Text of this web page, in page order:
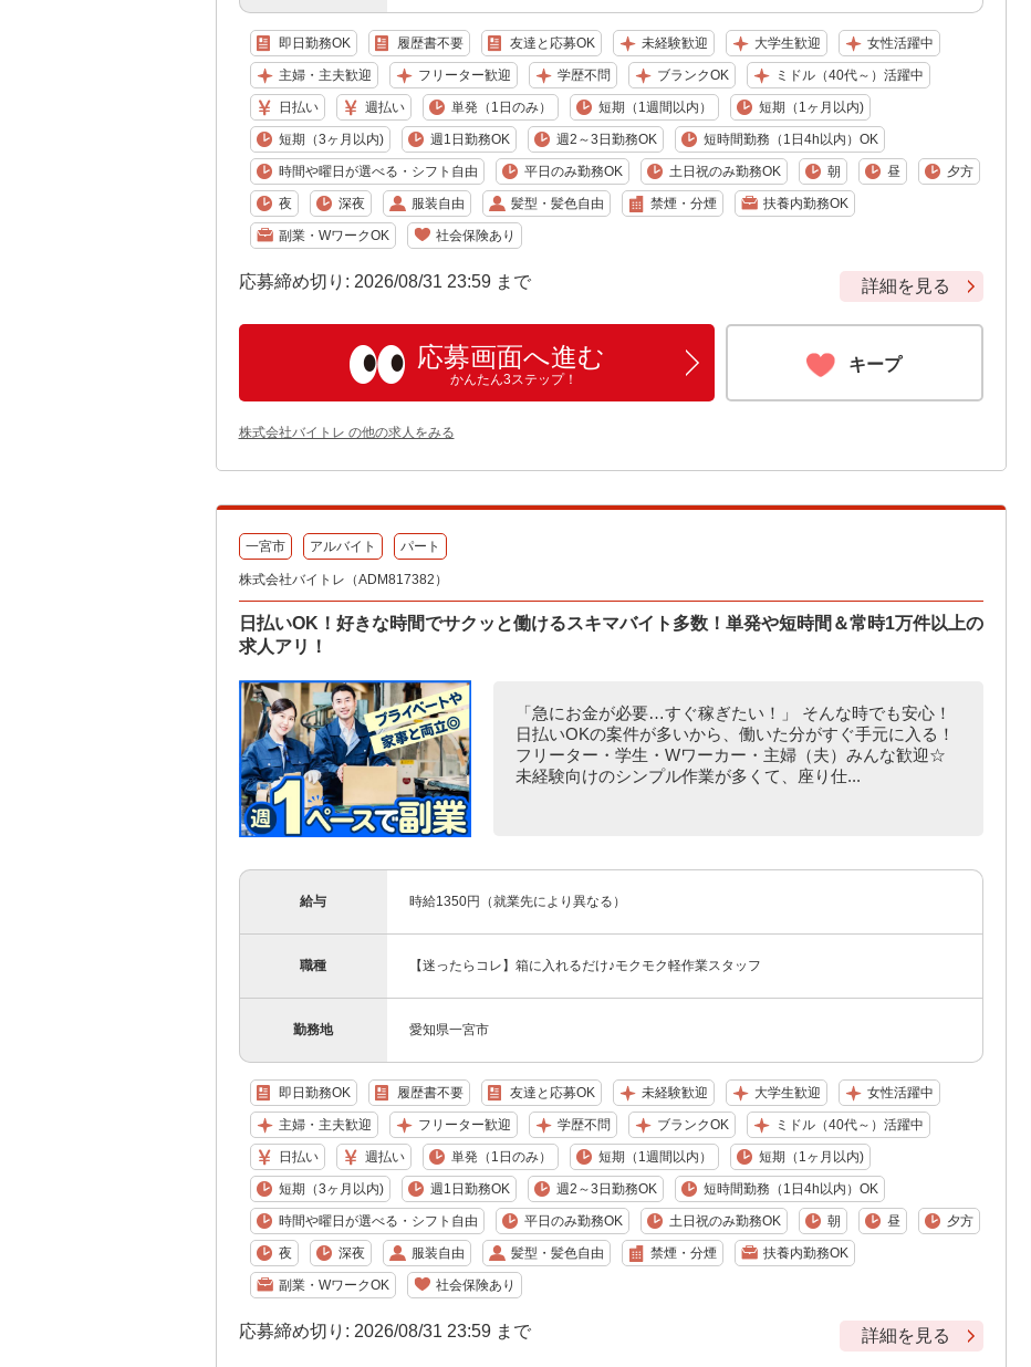
即日勤務OK 履歴書不要 友達と応募OK 未経験歓迎 大学生歓迎 女性活躍中
主婦・主夫歓迎 フリーター歓迎 学歴不問 ブランクOK ミドル（40代～）活躍中
日払い 週払い 単発（1日のみ） 短期（1週間以内） 短期（1ヶ月以内)
短期（3ヶ月以内) 週1日勤務OK 週2～3日勤務OK 短時間勤務（1日4h以内）OK
時間や曜日が選べる・シフト自由 平日のみ勤務OK 土日祝のみ勤務OK 朝 昼 夕方
夜 深夜 服装自由 髪型・髪色自由 禁煙・分煙 扶養内勤務OK
副業・WワークOK 社会保険あり
応募締め切り: 2026/08/31 23:59 まで 詳細を見る
応募画面へ進む
かんたん3ステップ！
キープ
株式会社バイトレ の他の求人をみる
一宮市 アルバイト パート
株式会社バイトレ（ADM817382）
日払いOK！好きな時間でサクッと働けるスキマバイト多数！単発や短時間＆常時1万件以上の
求人アリ！
「急にお金が必要…すぐ稼ぎたい！」 そんな時でも安心！
日払いOKの案件が多いから、働いた分がすぐ手元に入る！
フリーター・学生・Wワーカー・主婦（夫）みんな歓迎☆
未経験向けのシンプル作業が多くて、座り仕...
給与 時給1350円（就業先により異なる）
職種 【迷ったらコレ】箱に入れるだけ♪モクモク軽作業スタッフ
勤務地 愛知県一宮市
即日勤務OK 履歴書不要 友達と応募OK 未経験歓迎 大学生歓迎 女性活躍中
主婦・主夫歓迎 フリーター歓迎 学歴不問 ブランクOK ミドル（40代～）活躍中
日払い 週払い 単発（1日のみ） 短期（1週間以内） 短期（1ヶ月以内)
短期（3ヶ月以内) 週1日勤務OK 週2～3日勤務OK 短時間勤務（1日4h以内）OK
時間や曜日が選べる・シフト自由 平日のみ勤務OK 土日祝のみ勤務OK 朝 昼 夕方
夜 深夜 服装自由 髪型・髪色自由 禁煙・分煙 扶養内勤務OK
副業・WワークOK 社会保険あり
応募締め切り: 2026/08/31 23:59 まで 詳細を見る